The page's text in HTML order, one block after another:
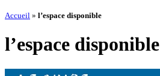
Accueil » l’espace disponible
l’espace disponible